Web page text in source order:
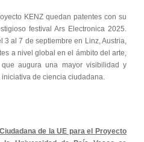
KENZ quedan patentes con su
festival Ars Electronica 2025.
3 al 7 de septiembre en Linz, Austria,
a nivel global en el ámbito del arte,
augura una mayor visibilidad y
de ciencia ciudadana.
de la UE para el Proyecto